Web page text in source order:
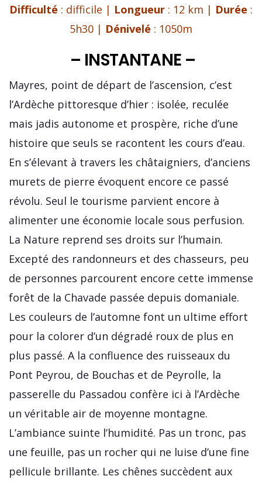
Difficulté : difficile | Longueur : 12 km | Durée :
5h30 | Dénivelé : 1050m
– INSTANTANE –
Mayres, point de départ de l’ascension, c’est
l’Ardèche pittoresque d’hier : isolée, reculée
mais jadis autonome et prospère, riche d’une
histoire que seuls se racontent les cours d’eau.
En s’élevant à travers les châtaigniers, d’anciens
murets de pierre évoquent encore ce passé
révolu. Seul le tourisme parvient encore à
alimenter une économie locale sous perfusion.
La Nature reprend ses droits sur l’humain.
Excepté des randonneurs et des chasseurs, peu
de personnes parcourent encore cette immense
forêt de la Chavade passée depuis domaniale.
Les couleurs de l’automne font un ultime effort
pour la colorer d’un dégradé roux de plus en
plus passé. A la confluence des ruisseaux du
Pont Peyrou, de Bouchas et de Peyrolle, la
passerelle du Passadou confère ici à l’Ardèche
un véritable air de moyenne montagne.
L’ambiance suinte l’humidité. Pas un tronc, pas
une feuille, pas un rocher qui ne luise d’une fine
pellicule brillante. Les chênes succèdent aux